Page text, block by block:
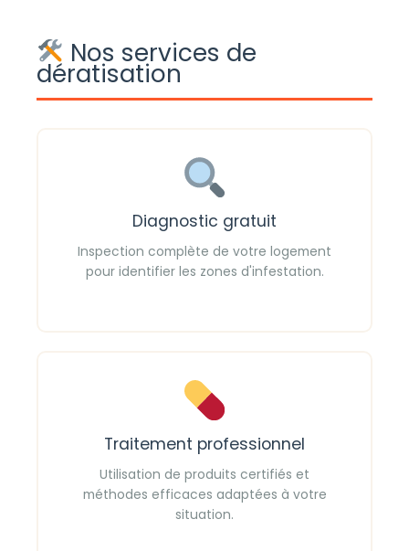
Nos services de
dératisation
Diagnostic gratuit
Inspection complète de votre logement
pour identifier les zones d'infestation.
Traitement professionnel
Utilisation de produits certifiés et
méthodes efficaces adaptées à votre
situation.